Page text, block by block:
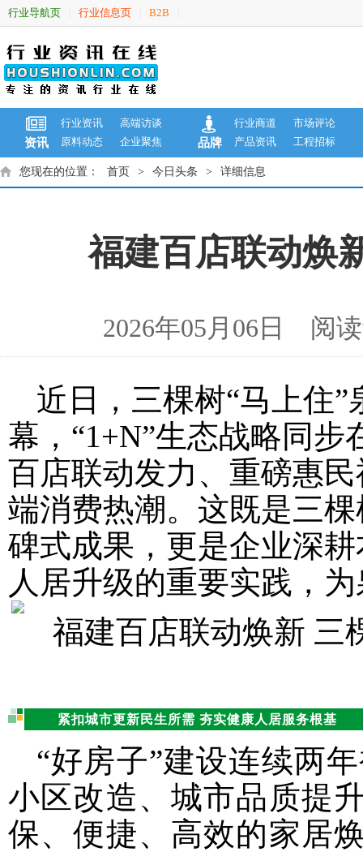
行业导航页 行业信息页 B2B
资讯
行业资讯
高端访谈
原料动态
企业聚焦 品牌
行业商道
市场评论
产品资讯
工程招标
您现在的位置： 首页 > 今日头条 > 详细信息
福建百店联动焕
2026年05月06日
近日，三棵树“马上住
幕，“1+N”生态战略同
百店联动发力、重磅惠
端消费热潮。这既是三
碑式成果，更是企业深
人居升级的重要实践，
紧扣城市更新民生所需 夯实健康人居服务根基
“好房子”建设连续两
小区改造、城市品质提
保、便捷、高效的家居